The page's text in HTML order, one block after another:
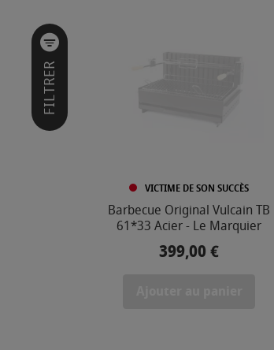
FILTRER
PRIX
VICTIME DE SON SUCCÈS
Barbecue Original Vulcain TB
61*33 Acier - Le Marquier
Prix
399,00 €